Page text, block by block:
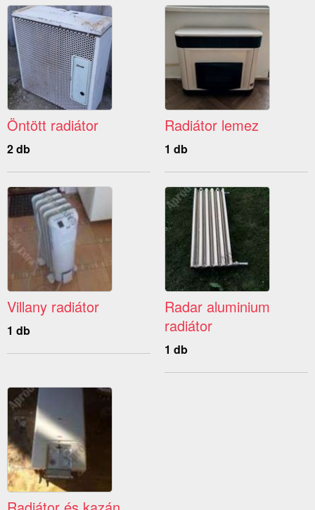
Öntött radiátor
2 db
Radiátor lemez
1 db
Villany radiátor
1 db
Radar aluminium
radiátor
1 db